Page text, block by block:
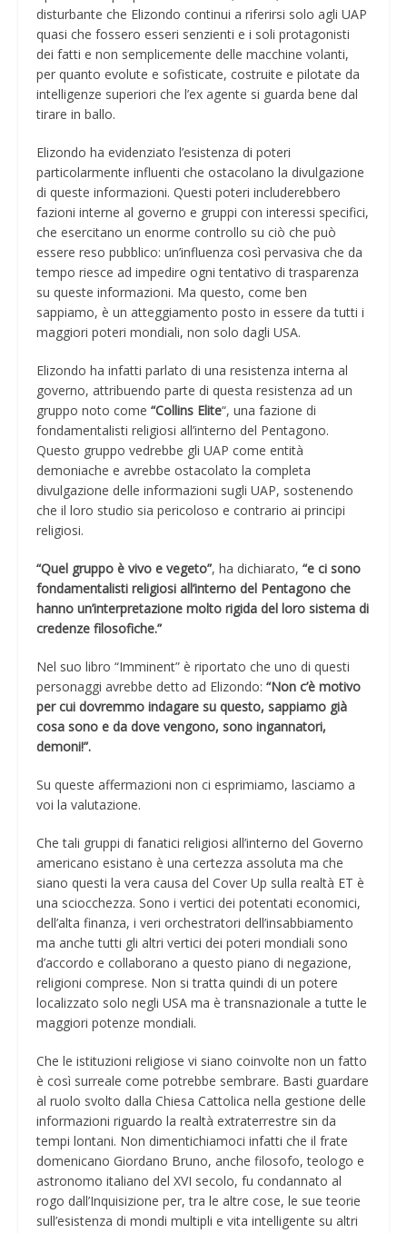
disturbante che Elizondo continui a riferirsi solo agli UAP
quasi che fossero esseri senzienti e i soli protagonisti
dei fatti e non semplicemente delle macchine volanti,
per quanto evolute e sofisticate, costruite e pilotate da
intelligenze superiori che l’ex agente si guarda bene dal
tirare in ballo.
Elizondo ha evidenziato l’esistenza di poteri
particolarmente influenti che ostacolano la divulgazione
di queste informazioni. Questi poteri includerebbero
fazioni interne al governo e gruppi con interessi specifici,
che esercitano un enorme controllo su ciò che può
essere reso pubblico: un’influenza così pervasiva che da
tempo riesce ad impedire ogni tentativo di trasparenza
su queste informazioni. Ma questo, come ben
sappiamo, è un atteggiamento posto in essere da tutti i
maggiori poteri mondiali, non solo dagli USA.
Elizondo ha infatti parlato di una resistenza interna al
governo, attribuendo parte di questa resistenza ad un
gruppo noto come“Collins Elite“, una fazione di
fondamentalisti religiosi all’interno del Pentagono.
Questo gruppo vedrebbe gli UAP come entità
demoniache e avrebbe ostacolato la completa
divulgazione delle informazioni sugli UAP, sostenendo
che il loro studio sia pericoloso e contrario ai principi
religiosi.
“Quel gruppo è vivo e vegeto”, ha dichiarato, “e ci sono
fondamentalisti religiosi all’interno del Pentagono che
hanno un’interpretazione molto rigida del loro sistema di
credenze filosofiche.”
Nel suo libro “Imminent” è riportato che uno di questi
personaggi avrebbe detto ad Elizondo:“Non c’è motivo
per cui dovremmo indagare su questo, sappiamo già
cosa sono e da dove vengono, sono ingannatori,
demoni!”.
Su queste affermazioni non ci esprimiamo, lasciamo a
voi la valutazione.
Che tali gruppi di fanatici religiosi all’interno del Governo
americano esistano è una certezza assoluta ma che
siano questi la vera causa del Cover Up sulla realtà ET è
una sciocchezza. Sono i vertici dei potentati economici,
dell’alta finanza, i veri orchestratori dell’insabbiamento
ma anche tutti gli altri vertici dei poteri mondiali sono
d’accordo e collaborano a questo piano di negazione,
religioni comprese. Non si tratta quindi di un potere
localizzato solo negli USA ma è transnazionale a tutte le
maggiori potenze mondiali.
Che le istituzioni religiose vi siano coinvolte non un fatto
è così surreale come potrebbe sembrare. Basti guardare
al ruolo svolto dalla Chiesa Cattolica nella gestione delle
informazioni riguardo la realtà extraterrestre sin da
tempi lontani. Non dimentichiamoci infatti che il frate
domenicano Giordano Bruno, anche filosofo, teologo e
astronomo italiano del XVI secolo, fu condannato al
rogo dall’Inquisizione per, tra le altre cose, le sue teorie
sull’esistenza di mondi multipli e vita intelligente su altri